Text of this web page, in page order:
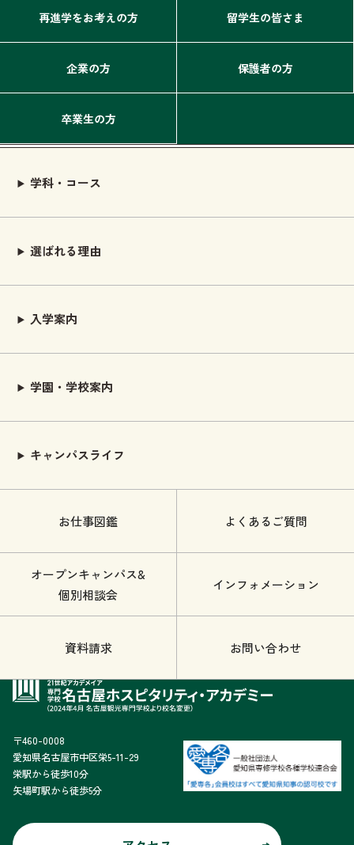
再進学をお考えの方 留学生の皆さま
企業の方 保護者の方
卒業生の方
学科・コース
選ばれる理由
入学案内
学園・学校案内
キャンパスライフ
お仕事図鑑 よくあるご質問
オープンキャンパス&
個別相談会
インフォメーション
資料請求 お問い合わせ
〒460-0008
愛知県名古屋市中区栄5-11-29
栄駅から徒歩10分
矢場町駅から徒歩5分